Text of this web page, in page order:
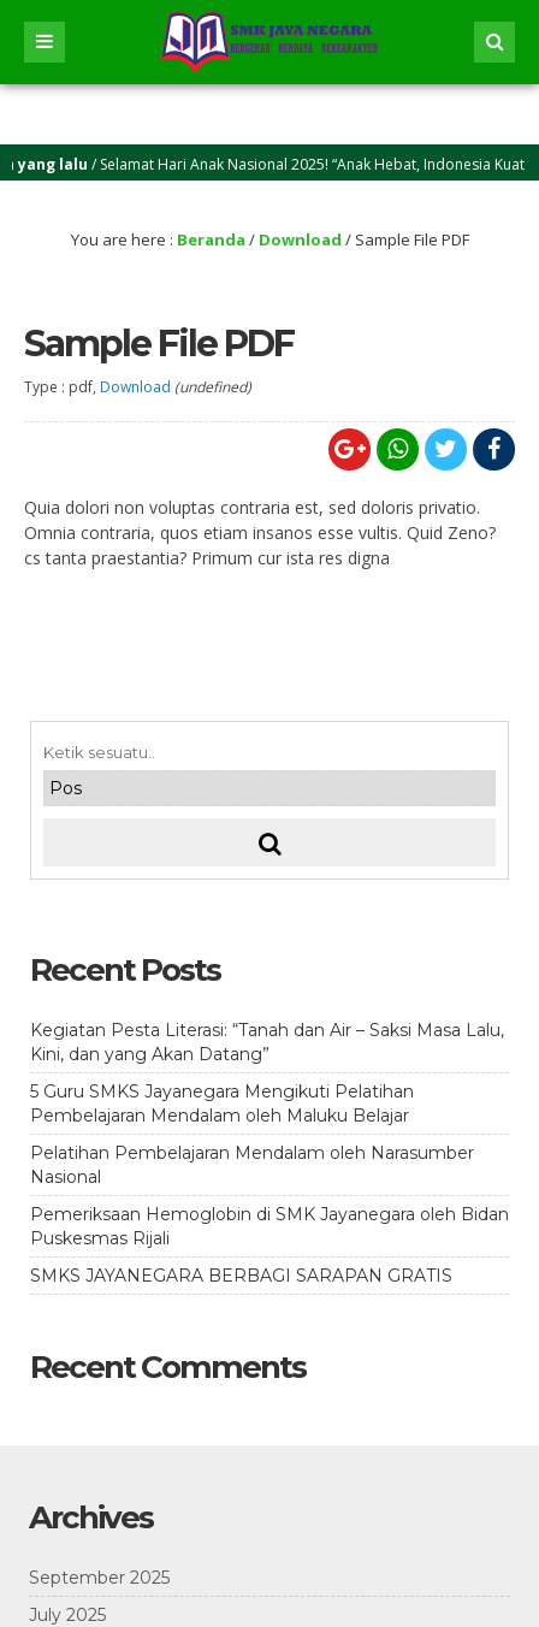
lalu/ Selamat Hari Anak Nasional 2025! “Anak Hebat, Indonesia Kuat
lalu/ Selamat Idul Adha 2025M/1446 H! Semoga kasih sayang dan
You are here : Beranda / Download / Sample File PDF
Sample File PDF
Type : pdf, Download (undefined)
Quia dolori non voluptas contraria est, sed doloris privatio.
Omnia contraria, quos etiam insanos esse vultis. Quid Zeno?
cs tanta praestantia? Primum cur ista res digna
Recent Posts
Kegiatan Pesta Literasi: “Tanah dan Air – Saksi Masa Lalu,
Kini, dan yang Akan Datang”
5 Guru SMKS Jayanegara Mengikuti Pelatihan
Pembelajaran Mendalam oleh Maluku Belajar
Pelatihan Pembelajaran Mendalam oleh Narasumber
Nasional
Pemeriksaan Hemoglobin di SMK Jayanegara oleh Bidan
Puskesmas Rijali
SMKS JAYANEGARA BERBAGI SARAPAN GRATIS
Recent Comments
Archives
September 2025
July 2025